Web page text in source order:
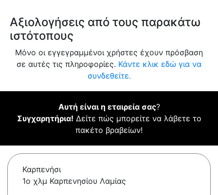
Αξιολογήσεις από τους παρακάτω
ιστότοπους
Μόνο οι εγγεγραμμένοι χρήστες έχουν πρόσβαση
σε αυτές τις πληροφορίες. Κάντε κλικ εδώ για να
συνδεθείτε.
Αυτή είναι η εταιρεία σας?
Συγχαρητήρια! Δείτε πώς μπορείτε να λάβετε το
πακέτο βραβείων!
Καρπενήσι
1ο χλμ Καρπενησίου Λαμίας